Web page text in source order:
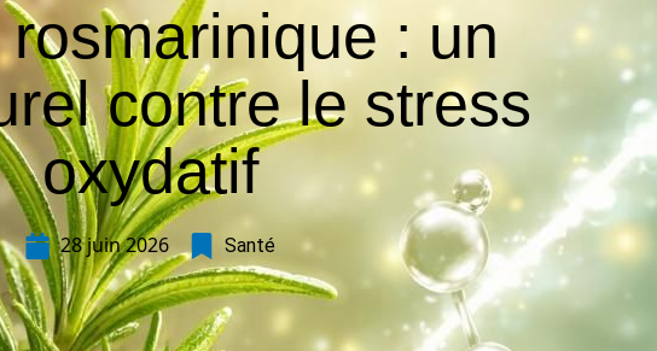
rosmarinique : un
contre le stress
oxydatif
28 juin 2026 Santé